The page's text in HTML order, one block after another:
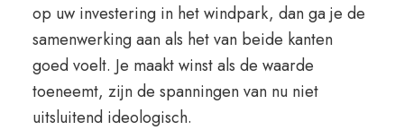
op uw investering in het windpark, dan ga je de
samenwerking aan als het van beide kanten
goed voelt. Je maakt winst als de waarde
toeneemt, zijn de spanningen van nu niet
uitsluitend ideologisch.